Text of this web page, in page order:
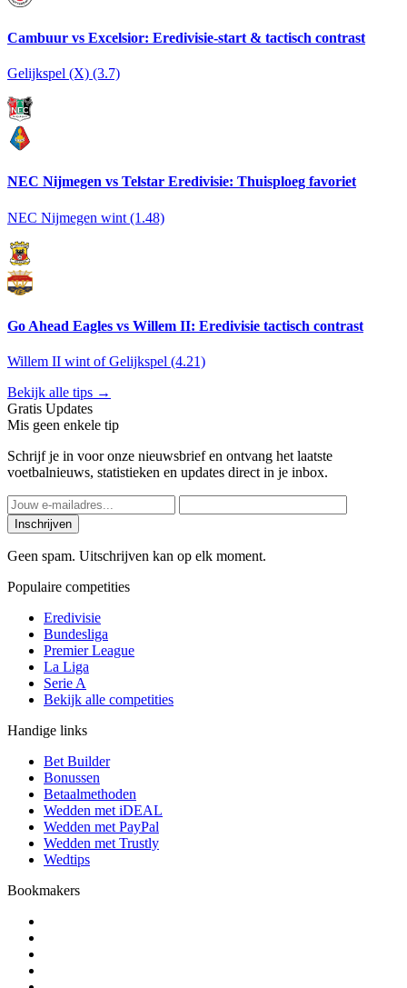
Cambuur vs Excelsior: Eredivisie-start & tactisch contrast
Gelijkspel (X) (3.7)
NEC Nijmegen vs Telstar Eredivisie: Thuisploeg favoriet
NEC Nijmegen wint (1.48)
Go Ahead Eagles vs Willem II: Eredivisie tactisch contrast
Willem II wint of Gelijkspel (4.21)
Bekijk alle tips →
Gratis Updates
Mis geen enkele tip
Schrijf je in voor onze nieuwsbrief en ontvang het laatste
voetbalnieuws, statistieken en updates direct in je inbox.
Inschrijven
Geen spam. Uitschrijven kan op elk moment.
Populaire competities
Eredivisie
Bundesliga
Premier League
La Liga
Serie A
Bekijk alle competities
Handige links
Bet Builder
Bonussen
Betaalmethoden
Wedden met iDEAL
Wedden met PayPal
Wedden met Trustly
Wedtips
Bookmakers